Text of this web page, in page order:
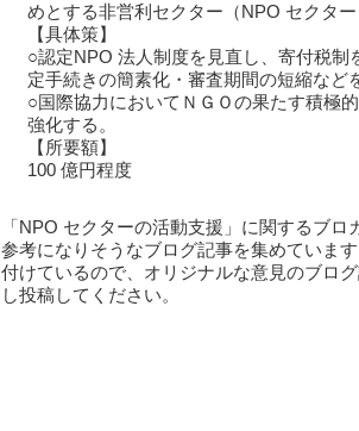
めとする非営利セクター（NPO セクタ
【具体策】
○認定NPO 法人制度を見直し、寄付税制
定手続きの簡素化・審査期間の短縮など
○国際協力においてＮＧＯの果たす積極
強化する。
【所要額】
100 億円程度
「NPO セクターの活動支援」に関するブ
参考になりそうなブログ記事を集めていま
付けているので、オリジナルな意見のブロ
し投稿してください。